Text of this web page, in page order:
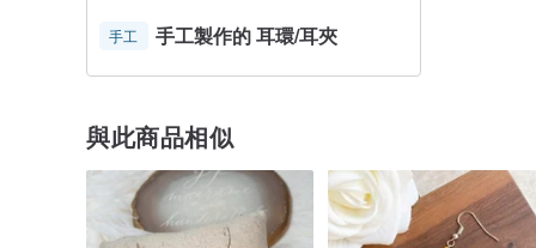
手工 手工製作的 耳環/耳夾
與此商品相似